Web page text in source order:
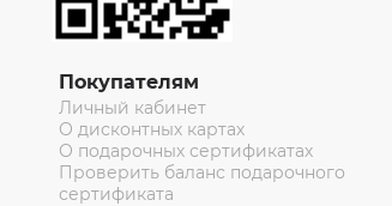
Покупателям
Личный кабинет
О дисконтных картах
О подарочных сертификатах
Проверить баланс подарочного
сертификата